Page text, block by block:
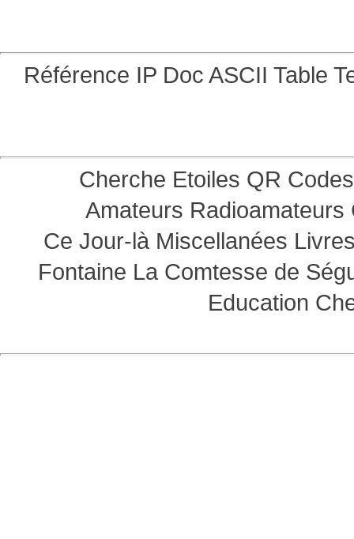
Référence IP Doc ASCII Table
Cherche Etoiles QR Codes
Amateurs Radioamateurs
Ce Jour-là Miscellanées
Fontaine La Comtesse de
Education